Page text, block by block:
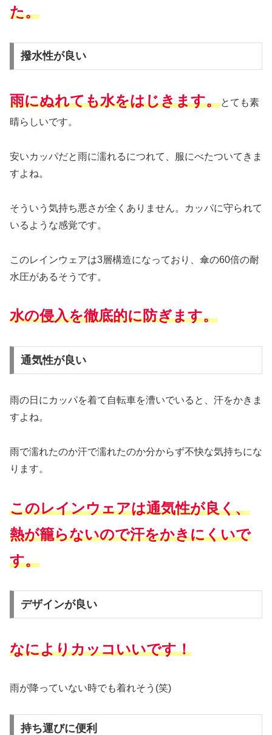
た。
撥水性が良い
雨にぬれても水をはじきます。とても素
晴らしいです。
安いカッパだと雨に濡れるにつれて、服にべたついてきま
すよね。
そういう気持ち悪さが全くありません。カッパに守られて
いるような感覚です。
このレインウェアは3層構造になっており、傘の60倍の耐
水圧があるそうです。
水の侵入を徹底的に防ぎます。
通気性が良い
雨の日にカッパを着て自転車を漕いでいると、汗をかきま
すよね。
雨で濡れたのか汗で濡れたのか分からず不快な気持ちにな
ります。
このレインウェアは通気性が良く、
熱が籠らないので汗をかきにくいで
す。
デザインが良い
なによりカッコいいです！
雨が降っていない時でも着れそう(笑)
持ち運びに便利